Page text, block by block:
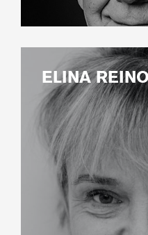
ELINA